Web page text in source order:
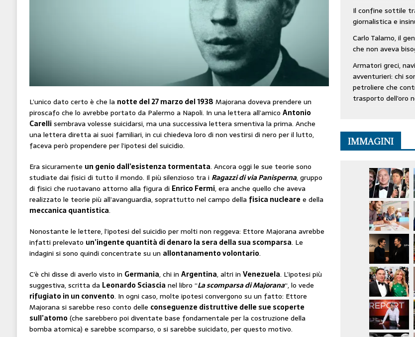
L’unico dato certo è che la notte del 27 marzo del 1938 Majorana doveva prendere un
piroscafo che lo avrebbe portato da Palermo a Napoli. In una lettera all’amico Antonio
Carellisembrava volesse suicidarsi, ma una successiva lettera smentiva la prima. Anche
una lettera diretta ai suoi familiari, in cui chiedeva loro di non vestirsi di nero per il lutto,
faceva però propendere per l’ipotesi del suicidio.
Era sicuramente un genio dall’esistenza tormentata. Ancora oggi le sue teorie sono
studiate dai fisici di tutto il mondo. Il più silenzioso tra i Ragazzi di via Panisperna, gruppo
di fisici che ruotavano attorno alla figura di Enrico Fermi, era anche quello che aveva
realizzato le teorie più all’avanguardia, soprattutto nel campo della fisica nucleare e della
meccanica quantistica.
Nonostante le lettere, l’ipotesi del suicidio per molti non reggeva: Ettore Majorana avrebbe
infatti prelevato un’ingente quantità di denaro la sera della sua scomparsa. Le
indagini si sono quindi concentrate su un allontanamento volontario.
C’è chi disse di averlo visto in Germania, chi in Argentina, altri in Venezuela. L’ipotesi più
suggestiva, scritta da Leonardo Sciascia nel libro “La scomparsa di Majorana“, lo vede
rifugiato in un convento. In ogni caso, molte ipotesi convergono su un fatto: Ettore
Majorana si sarebbe reso conto delle conseguenze distruttive delle sue scoperte
sull’atomo (che sarebbero poi diventate base fondamentale per la costruzione della
bomba atomica) e sarebbe scomparso, o si sarebbe suicidato, per questo motivo.
Il confine sottile
giornalistica e
Carlo Talamo, il
che non aveva
Armatori greci,
avventurieri: chi
petroliere che
trasporto dell’oro
IMMAGINI